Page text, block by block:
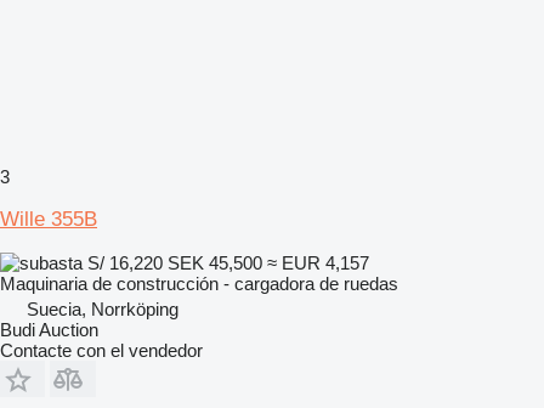
3
Wille 355B
S/ 16,220 SEK 45,500 ≈ EUR 4,157
Maquinaria de construcción - cargadora de ruedas
Suecia, Norrköping
Budi Auction
Contacte con el vendedor